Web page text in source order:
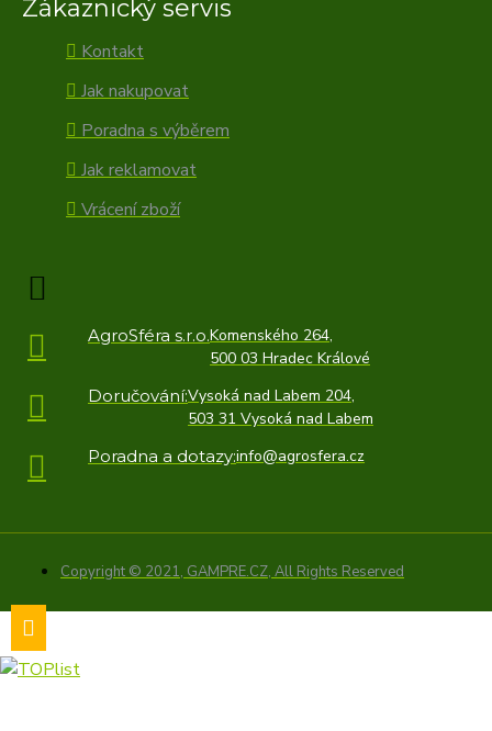
Zákaznický servis
Kontakt
Jak nakupovat
Poradna s výběrem
Jak reklamovat
Vrácení zboží
AgroSféra s.r.o.Komenského 264,
500 03 Hradec Králové
Doručování:Vysoká nad Labem 204,
503 31 Vysoká nad Labem
Poradna a dotazy:info@agrosfera.cz
Copyright © 2021, GAMPRE.CZ, All Rights Reserved